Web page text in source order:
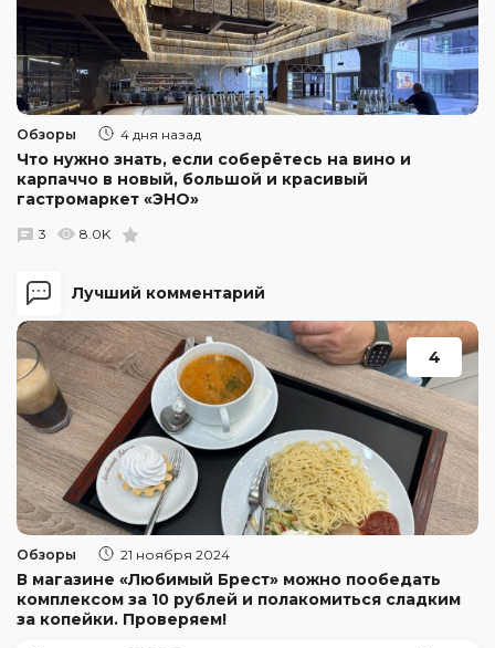
Лучший комментарий
4
Обзоры 21 ноября 2024
В магазине «Любимый Брест» можно пообедать
комплексом за 10 рублей и полакомиться сладким
за копейки. Проверяем!
Обзоры 4 дня назад
Что нужно знать, если соберётесь на вино и
карпаччо в новый, большой и красивый
гастромаркет «ЭНО»
3 8.0K